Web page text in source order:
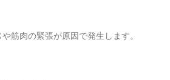
筋肉の緊張が原因で発生します。